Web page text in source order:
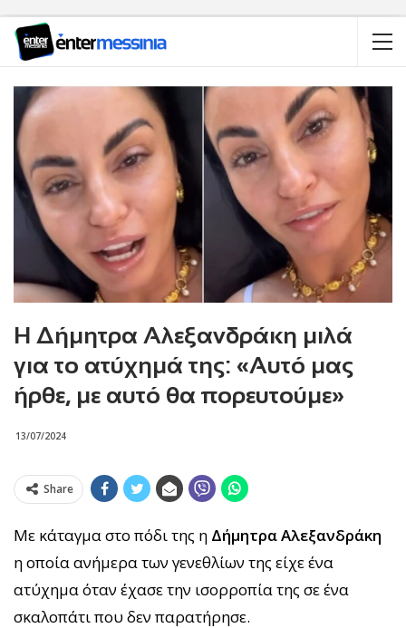
Η Δήμητρα Αλεξανδράκη μιλά
για το ατύχημά της: «Αυτό μας
ήρθε, με αυτό θα πορευτούμε»
13/07/2024
Share
Με κάταγμα στο πόδι της η Δήμητρα Αλεξανδράκη
η οποία ανήμερα των γενεθλίων της είχε ένα
ατύχημα όταν έχασε την ισορροπία της σε ένα
σκαλοπάτι που δεν παρατήρησε.